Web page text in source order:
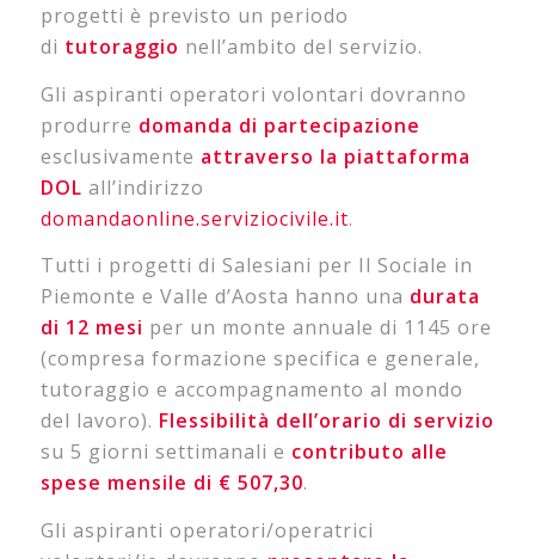
progetti è previsto un periodo
di tutoraggio nell’ambito del servizio.
Gli aspiranti operatori volontari dovranno
produrre domanda di partecipazione
esclusivamente attraverso la piattaforma
DOL all’indirizzo
domandaonline.serviziocivile.it.
Tutti i progetti di Salesiani per Il Sociale in
Piemonte e Valle d’Aosta hanno una durata
di 12 mesi per un monte annuale di 1145 ore
(compresa formazione specifica e generale,
tutoraggio e accompagnamento al mondo
del lavoro). Flessibilità dell’orario di servizio
su 5 giorni settimanali e contributo alle
spese mensile di € 507,30.
Gli aspiranti operatori/operatrici